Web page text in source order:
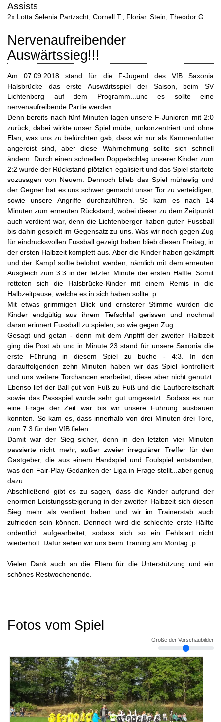
Assists
2x Lotta Selenia Partzscht Cornell T. Florian Stein Theodor G.
Nervenaufreibender
Auswärtssieg!!!
Am 07.09.2018 stand für die F-Jugend des VfB Saxonia
Halsbrücke das erste Auswärtsspiel der Saison, beim SV
Lichtenberg auf dem Programm...und es sollte eine
nervenaufreibende Partie werden.
Denn bereits nach fünf Minuten lagen unsere F-Junioren mit 2:0
zurück, dabei wirkte unser Spiel müde, unkonzentriert und ohne
Elan, was uns zu befürchten gab, dass wir nur als Kanonenfutter
angereist sind, aber diese Wahrnehmung sollte sich schnell
ändern. Durch einen schnellen Doppelschlag unserer Kinder zum
2:2 wurde der Rückstand plötzlich egalisiert und das Spiel startete
sozusagen von Neuem. Dennoch blieb das Spiel mühselig und
der Gegner hat es uns schwer gemacht unser Tor zu verteidigen,
sowie unsere Angriffe durchzuführen. So kam es nach 14
Minuten zum erneuten Rückstand, wobei dieser zu dem Zeitpunkt
auch verdient war, denn die Lichtenberger haben guten Fussball
bis dahin gespielt im Gegensatz zu uns. Was wir noch gegen Zug
für eindrucksvollen Fussball gezeigt haben blieb diesen Freitag, in
der ersten Halbzeit komplett aus. Aber die Kinder haben gekämpft
und der Kampf sollte belohnt werden, nämlich mit dem erneuten
Ausgleich zum 3:3 in der letzten Minute der ersten Hälfte. Somit
retteten sich die Halsbrücke-Kinder mit einem Remis in die
Halbzeitpause, welche es in sich haben sollte :p
Mit etwas grimmigen Blick und ernsterer Stimme wurden die
Kinder endgültig aus ihrem Tiefschlaf gerissen und nochmal
daran erinnert Fussball zu spielen, so wie gegen Zug.
Gesagt und getan - denn mit dem Anpfiff der zweiten Halbzeit
ging die Post ab und in Minute 23 stand für unsere Saxonia die
erste Führung in diesem Spiel zu buche - 4:3. In den
darauffolgenden zehn Minuten haben wir das Spiel kontrolliert
und uns weitere Torchancen erarbeitet, diese aber nicht genutzt.
Ebenso lief der Ball gut von Fuß zu Fuß und die Laufbereitschaft
sowie das Passspiel wurde sehr gut umgesetzt. Sodass es nur
eine Frage der Zeit war bis wir unsere Führung ausbauen
konnten. So kam es, dass innerhalb von drei Minuten drei Tore,
zum 7:3 für den VfB fielen.
Damit war der Sieg sicher, denn in den letzten vier Minuten
passierte nicht mehr, außer zweier irregulärer Treffer für den
Gastgeber, die aus einem Handspiel und Foulspiel entstanden,
was den Fair-Play-Gedanken der Liga in Frage stellt...aber genug
dazu.
Abschließend gibt es zu sagen, dass die Kinder aufgrund der
enormen Leistungssteigerung in der zweiten Halbzeit sich diesen
Sieg mehr als verdient haben und wir im Trainerstab auch
zufrieden sein können. Dennoch wird die schlechte erste Hälfte
ordentlich aufgearbeitet, sodass sich so ein Fehlstart nicht
wiederholt. Dafür sehen wir uns beim Training am Montag ;p
Vielen Dank auch an die Eltern für die Unterstützung und ein
schönes Restwochenende.
Fotos vom Spiel
Größe der Vorschaubilder